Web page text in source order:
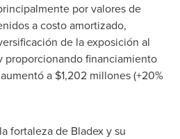
por valores de
a costo amortizado,
de la exposición al
proporcionando financiamiento
a $1,202 millones (+20%
fortaleza de Bladex y su